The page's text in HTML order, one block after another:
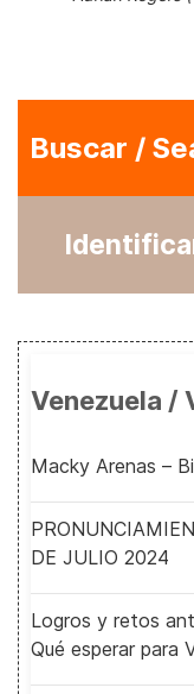
Buscar /
Venezuela /
Macky Arenas –
DE JULIO 2024
Logros y retos
Qué esperar para